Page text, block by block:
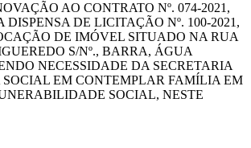
AO CONTRATO Nº. 074-2021,
DISPENSA DE LICITAÇÃO Nº. 100-2021,
DE IMÓVEL SITUADO NA RUA
S/Nº., BARRA, ÁGUA
NECESSIDADE DA SECRETARIA
SOCIAL EM CONTEMPLAR FAMÍLIA EM
SOCIAL, NESTE